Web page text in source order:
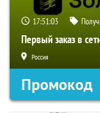
17:51:02
Первый заказ в
Россия
Промокод